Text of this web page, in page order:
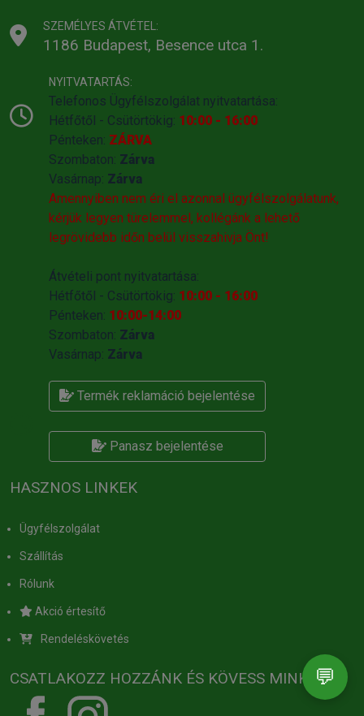
SZEMÉLYES ÁTVÉTEL:
1186 Budapest, Besence utca 1.
NYITVATARTÁS:
Telefonos Ügyfélszolgálat nyitvatartása:
Hétfőtől - Csütörtökig: 10:00 - 16:00
Pénteken: ZÁRVA
Szombaton: Zárva
Vasárnap: Zárva
Amennyiben nem éri el azonnal ügyfélszolgálatunk,
kérjük legyen türelemmel, kollégánk a lehető
legrövidebb időn belül visszahivja Önt!
Átvételi pont nyitvatartása:
Hétfőtől - Csütörtökig: 10:00 - 16:00
Pénteken: 10:00-14:00
Szombaton: Zárva
Vasárnap: Zárva
Termék reklamáció bejelentése
Panasz bejelentése
HASZNOS LINKEK
Ügyfélszolgálat
Szállítás
Rólunk
Akció értesítő
Rendeléskövetés
CSATLAKOZZ HOZZÁNK ÉS KÖVESS MINKET!
💬